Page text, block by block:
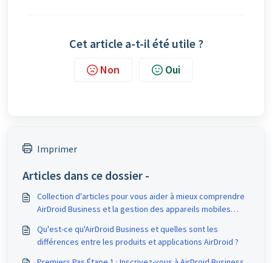
Cet article a-t-il été utile ?
Non Oui
Imprimer
Articles dans ce dossier -
Collection d'articles pour vous aider à mieux comprendre
AirDroid Business et la gestion des appareils mobiles
Qu'est-ce qu'AirDroid Business et quelles sont les
différences entre les produits et applications AirDroid ?